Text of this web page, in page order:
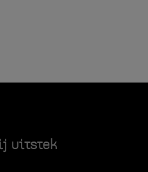
uitstek